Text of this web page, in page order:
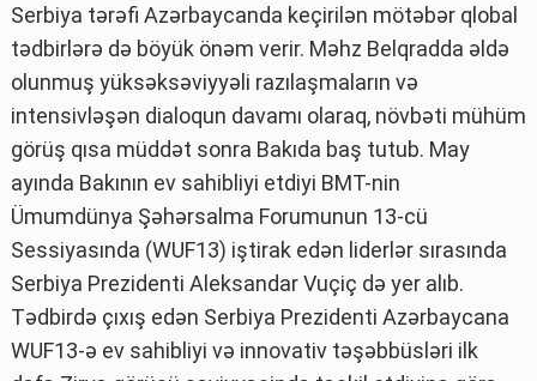
Serbiya tərəfi Azərbaycanda keçirilən mötəbər qlobal
tədbirlərə də böyük önəm verir. Məhz Belqradda əldə
olunmuş yüksəksəviyyəli razılaşmaların və
intensivləşən dialoqun davamı olaraq, növbəti mühüm
görüş qısa müddət sonra Bakıda baş tutub. May
ayında Bakının ev sahibliyi etdiyi BMT-nin
Ümumdünya Şəhərsalma Forumunun 13-cü
Sessiyasında (WUF13) iştirak edən liderlər sırasında
Serbiya Prezidenti Aleksandar Vuçiç də yer alıb.
Tədbirdə çıxış edən Serbiya Prezidenti Azərbaycana
WUF13-ə ev sahibliyi və innovativ təşəbbüsləri ilk